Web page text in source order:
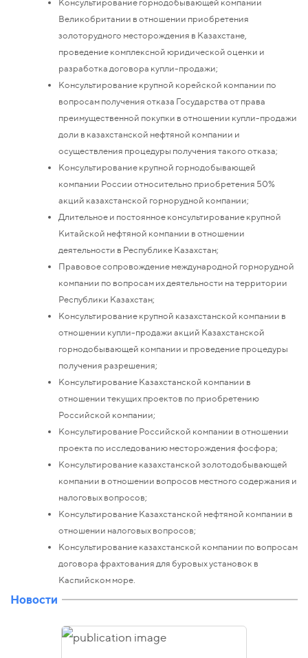
Великобритании в отношении приобретения
золоторудного месторождения в Казахстане,
проведение комплексной юридической оценки и
разработка договора купли-продажи;
Консультирование крупной корейской компании по
вопросам получения отказа Государства от права
преимущественной покупки в отношении купли-продажи
доли в казахстанской нефтяной компании и
осуществления процедуры получения такого отказа;
Консультирование крупной горнодобывающей
компании России относительно приобретения 50%
акций казахстанской горнорудной компании;
Длительное и постоянное консультирование крупной
Китайской нефтяной компании в отношении
деятельности в Республике Казахстан;
Правовое сопровождение международной горнорудной
компании по вопросам их деятельности на территории
Республики Казахстан;
Консультирование крупной казахстанской компании в
отношении купли-продажи акций Казахстанской
горнодобывающей компании и проведение процедуры
получения разрешения;
Консультирование Казахстанской компании в
отношении текущих проектов по приобретению
Российской компании;
Консультирование Российской компании в отношении
проекта по исследованию месторождения фосфора;
Консультирование казахстанской золотодобывающей
компании в отношении вопросов местного содержания и
налоговых вопросов;
Консультирование Казахстанской нефтяной компании в
отношении налоговых вопросов;
Консультирование казахстанской компании по вопросам
договора фрахтования для буровых установок в
Каспийском море.
Новости